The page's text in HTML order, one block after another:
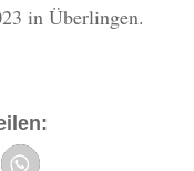
in Überlingen.